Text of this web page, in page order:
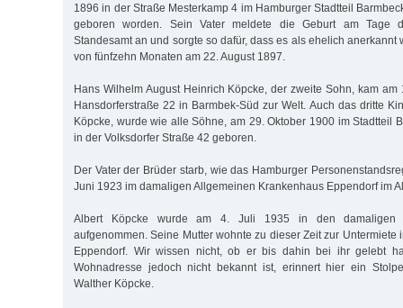
1896 in der Straße Mesterkamp 4 im Hamburger Stadtteil
geboren worden. Sein Vater meldete die Geburt am Tage
Standesamt an und sorgte so dafür, dass es als ehelich anerkannt
von fünfzehn Monaten am 22. August 1897.
Hans Wilhelm August Heinrich Köpcke, der zweite Sohn, kam
Hansdorferstraße 22 in Barmbek-Süd zur Welt. Auch das dritte
Köpcke, wurde wie alle Söhne, am 29. Oktober 1900 im Stadtteil
in der Volksdorfer Straße 42 geboren.
Der Vater der Brüder starb, wie das Hamburger
Juni 1923 im damaligen Allgemeinen Krankenhaus Eppendorf im
Albert Köpcke wurde am 4. Juli 1935 in den damaligen
aufgenommen. Seine Mutter wohnte zu dieser Zeit zur Untermiete
Eppendorf. Wir wissen nicht, ob er bis dahin bei ihr gelebt
Wohnadresse jedoch nicht bekannt ist, erinnert hier ein
Walther Köpcke.